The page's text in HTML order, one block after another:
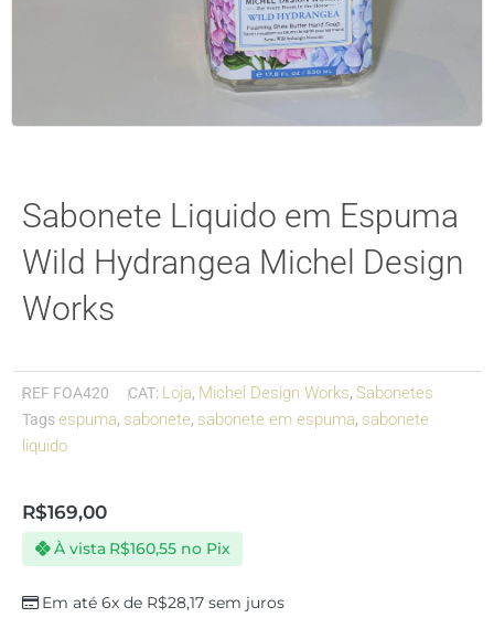
Sabonete Liquido em Espuma
Wild Hydrangea Michel Design
Works
REF FOA420 CAT: Loja, Michel Design Works, Sabonetes
Tagsespuma, sabonete, sabonete em espuma, sabonete
liquido
R$169,00
Em até 6x de R$28,17 sem juros
À vista R$160,55 no Pix